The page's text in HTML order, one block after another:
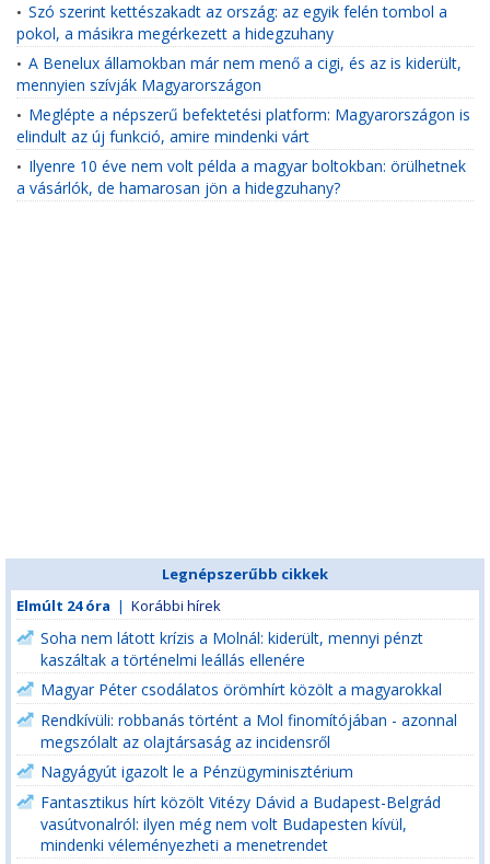
• Szó szerint kettészakadt az ország: az egyik felén tombol a
pokol, a másikra megérkezett a hidegzuhany
• A Benelux államokban már nem menő a cigi, és az is kiderült,
mennyien szívják Magyarországon
• Meglépte a népszerű befektetési platform: Magyarországon is
elindult az új funkció, amire mindenki várt
• Ilyenre 10 éve nem volt példa a magyar boltokban: örülhetnek
a vásárlók, de hamarosan jön a hidegzuhany?
Legnépszerűbb cikkek
Elmúlt 24 óra | Korábbi hírek
Soha nem látott krízis a Molnál: kiderült, mennyi pénzt
kaszáltak a történelmi leállás ellenére
Magyar Péter csodálatos örömhírt közölt a magyarokkal
Rendkívüli: robbanás történt a Mol finomítójában - azonnal
megszólalt az olajtársaság az incidensről
Nagyágyút igazolt le a Pénzügyminisztérium
Fantasztikus hírt közölt Vitézy Dávid a Budapest-Belgrád
vasútvonalról: ilyen még nem volt Budapesten kívül,
mindenki véleményezheti a menetrendet